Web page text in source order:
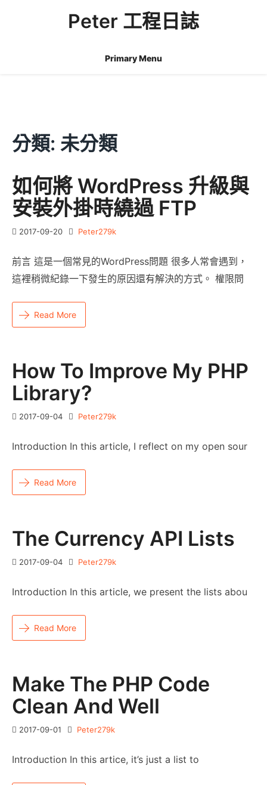
Peter 工程日誌
Primary Menu
分類: 未分類
如何將 WordPress 升級與
安裝外掛時繞過 FTP
2017-09-20 Peter279k
前言 這是一個常見的WordPress問題 很多人常會遇到，
這裡稍微紀錄一下發生的原因還有解決的方式。 權限問
Read More
How To Improve My PHP
Library?
2017-09-04 Peter279k
Introduction In this article, I reflect on my open sour
Read More
The Currency API Lists
2017-09-04 Peter279k
Introduction In this article, we present the lists abou
Read More
Make The PHP Code
Clean And Well
2017-09-01 Peter279k
Introduction In this artice, it’s just a list to